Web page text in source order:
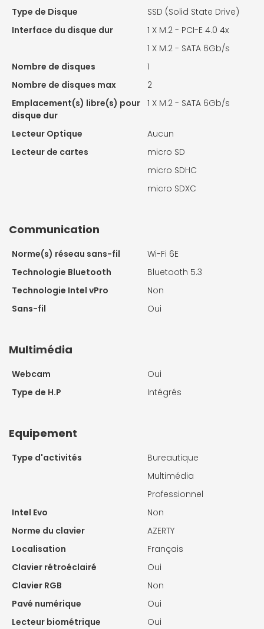
Type de Disque
SSD (Solid State Drive)
Interface du disque dur
1 X M.2 - PCI-E 4.0 4x
1 X M.2 - SATA 6Gb/s
Nombre de disques
1
Nombre de disques max
2
Emplacement(s) libre(s) pour
disque dur
1 X M.2 - SATA 6Gb/s
Lecteur Optique
Aucun
Lecteur de cartes
micro SD
micro SDHC
micro SDXC
Communication
Norme(s) réseau sans-fil
Wi-Fi 6E
Technologie Bluetooth
Bluetooth 5.3
Technologie Intel vPro
Non
Sans-fil
Oui
Multimédia
Webcam
Oui
Type de H.P
Intégrés
Equipement
Type d'activités
Bureautique
Multimédia
Professionnel
Intel Evo
Non
Norme du clavier
AZERTY
Localisation
Français
Clavier rétroéclairé
Oui
Clavier RGB
Non
Pavé numérique
Oui
Lecteur biométrique
Oui